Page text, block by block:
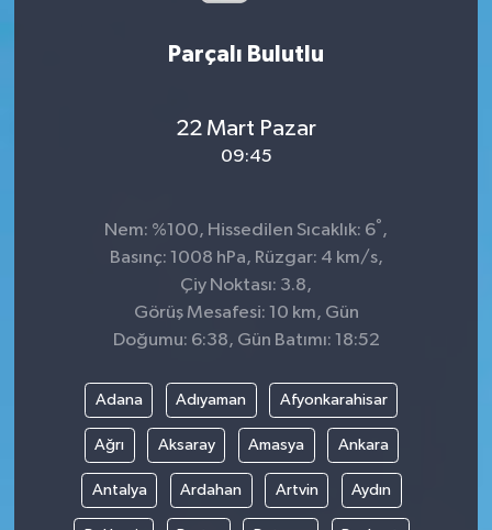
Parçalı Bulutlu
22 Mart Pazar
09:45
Nem: %100, Hissedilen Sıcaklık: 6° ,
Basınç: 1008 hPa, Rüzgar: 4 km/s,
Çiy Noktası: 3.8,
Görüş Mesafesi: 10 km, Gün
Doğumu: 6:38, Gün Batımı: 18:52
Adana Adıyaman Afyonkarahisar
Ağrı Aksaray Amasya Ankara
Antalya Ardahan Artvin Aydın